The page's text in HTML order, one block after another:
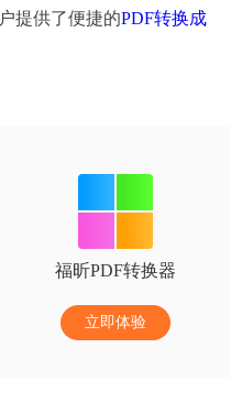
提供了便捷的PDF转换成
福昕PDF转换器
立即体验